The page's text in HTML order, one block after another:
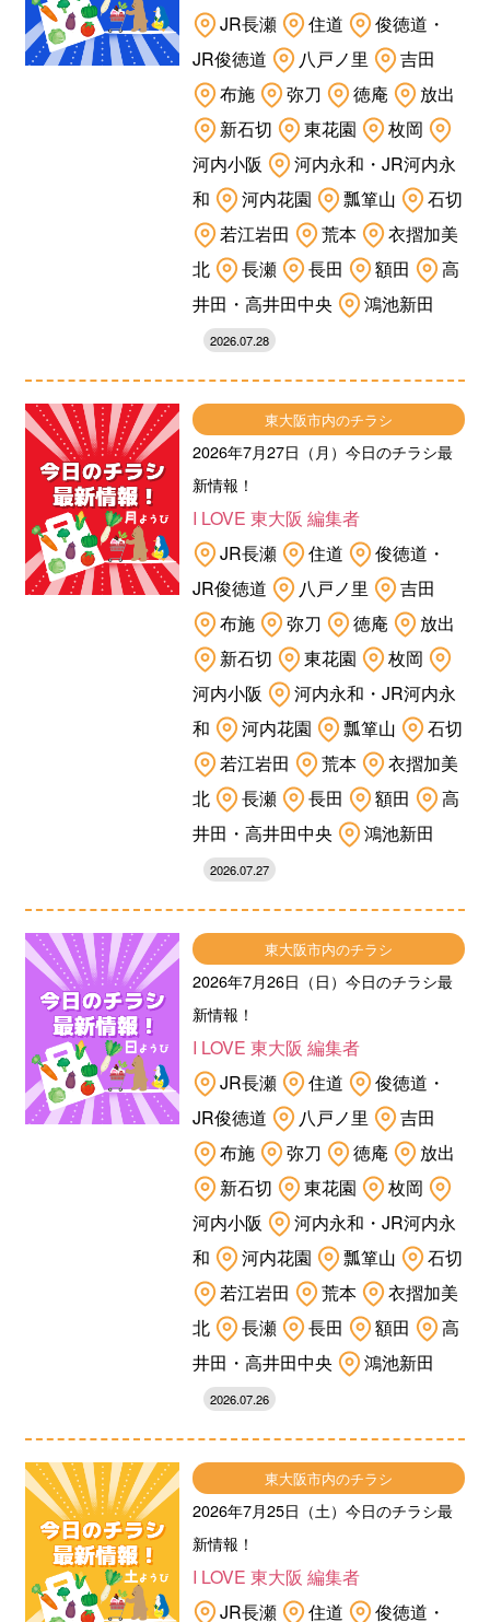
JR長瀬
住道
俊徳道・
JR俊徳道
八戸ノ里
吉田
布施
弥刀 徳庵
放出
新石切
東花園
枚岡
河内小阪
河内永和・JR河内永
和
河内花園 瓢箪山
石切
若江岩田
荒本
衣摺加美
北
長瀬 長田 額田
高
井田・高井田中央
鴻池新田
2026.07.28
東大阪市内のチラシ
2026年7月27日（月）今日のチラシ最
新情報！
I LOVE 東大阪 編集者
JR長瀬
住道
俊徳道・
JR俊徳道
八戸ノ里
吉田
布施
弥刀 徳庵
放出
新石切
東花園
枚岡
河内小阪
河内永和・JR河内永
和
河内花園 瓢箪山
石切
若江岩田
荒本
衣摺加美
北
長瀬 長田 額田
高
井田・高井田中央
鴻池新田
2026.07.27
東大阪市内のチラシ
2026年7月26日（日）今日のチラシ最
新情報！
I LOVE 東大阪 編集者
JR長瀬
住道
俊徳道・
JR俊徳道
八戸ノ里
吉田
布施
弥刀 徳庵
放出
新石切
東花園
枚岡
河内小阪
河内永和・JR河内永
和
河内花園 瓢箪山
石切
若江岩田
荒本
衣摺加美
北
長瀬 長田 額田
高
井田・高井田中央
鴻池新田
2026.07.26
東大阪市内のチラシ
2026年7月25日（土）今日のチラシ最
新情報！
I LOVE 東大阪 編集者
JR長瀬
住道 俊徳道・